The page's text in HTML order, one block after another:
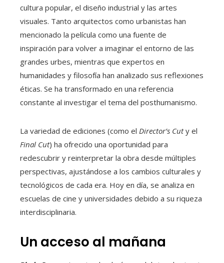
cultura popular, el diseño industrial y las artes
visuales. Tanto arquitectos como urbanistas han
mencionado la película como una fuente de
inspiración para volver a imaginar el entorno de las
grandes urbes, mientras que expertos en
humanidades y filosofía han analizado sus reflexiones
éticas. Se ha transformado en una referencia
constante al investigar el tema del posthumanismo.
La variedad de ediciones (como el Director’s Cuty el
Final Cut) ha ofrecido una oportunidad para
redescubrir y reinterpretar la obra desde múltiples
perspectivas, ajustándose a los cambios culturales y
tecnológicos de cada era. Hoy en día, se analiza en
escuelas de cine y universidades debido a su riqueza
interdisciplinaria.
Un acceso al mañana